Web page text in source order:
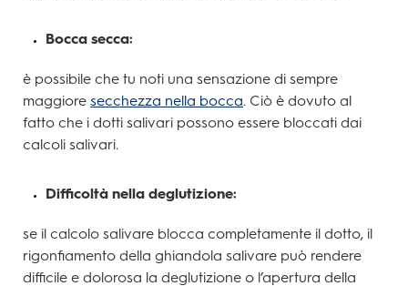
Bocca secca:
è possibile che tu noti una sensazione di sempre
maggiore secchezza nella bocca. Ciò è dovuto al
fatto che i dotti salivari possono essere bloccati dai
calcoli salivari.
Difficoltà nella deglutizione:
se il calcolo salivare blocca completamente il dotto, il
rigonfiamento della ghiandola salivare può rendere
difficile e dolorosa la deglutizione o l’apertura della